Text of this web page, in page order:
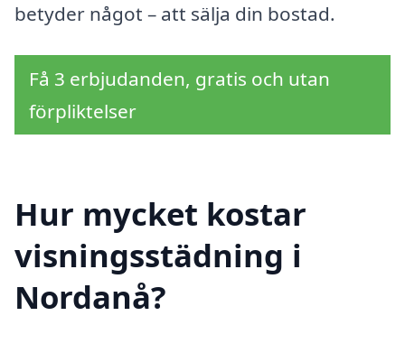
betyder något – att sälja din bostad.
Få 3 erbjudanden, gratis och utan
förpliktelser
Hur mycket kostar
visningsstädning i
Nordanå?